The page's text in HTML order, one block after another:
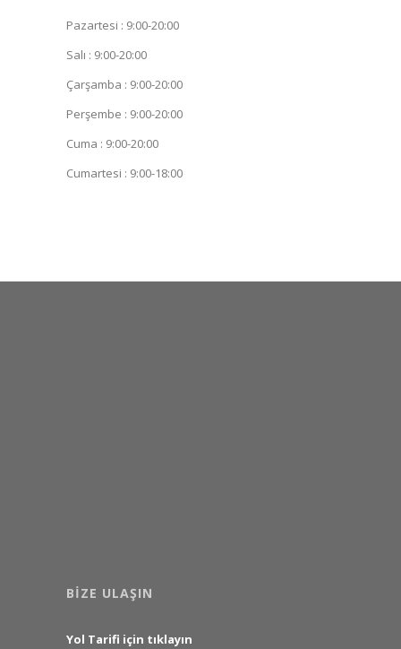
Pazartesi : 9:00-20:00
Salı : 9:00-20:00
Çarşamba : 9:00-20:00
Perşembe : 9:00-20:00
Cuma : 9:00-20:00
Cumartesi : 9:00-18:00
BIZE ULAŞIN
Yol Tarifi için tıklayın